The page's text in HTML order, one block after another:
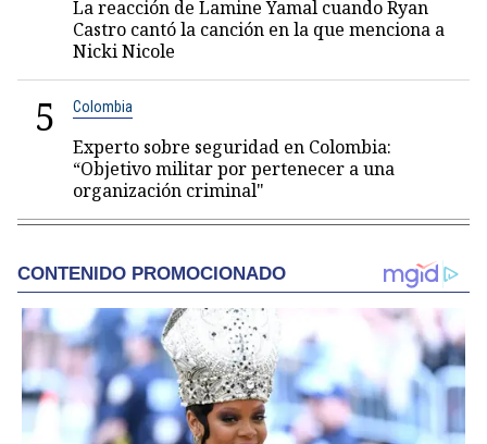
La reacción de Lamine Yamal cuando Ryan
Castro cantó la canción en la que menciona a
Nicki Nicole
5 Colombia
Experto sobre seguridad en Colombia:
“Objetivo militar por pertenecer a una
organización criminal"